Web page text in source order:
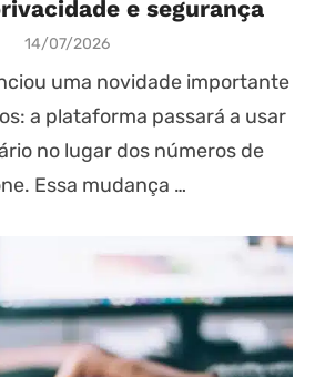
e segurança
Posted
14/07/2026
uma novidade importante
a plataforma passará a usar
no lugar dos números de
Essa mudança …